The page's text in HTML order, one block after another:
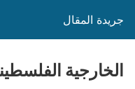
جريدة المقال
الخارجية